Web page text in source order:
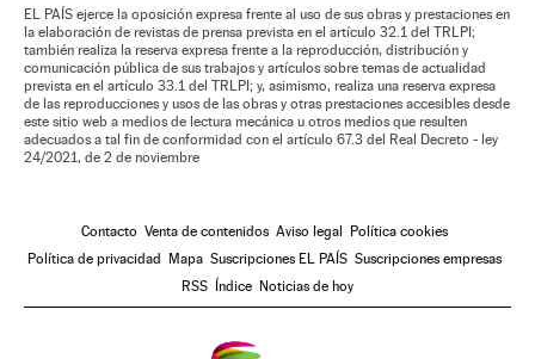
EL PAÍS ejerce la oposición expresa frente al uso de sus obras y prestaciones en
la elaboración de revistas de prensa prevista en el artículo 32.1 del TRLPI;
también realiza la reserva expresa frente a la reproducción, distribución y
comunicación pública de sus trabajos y artículos sobre temas de actualidad
prevista en el artículo 33.1 del TRLPI; y, asimismo, realiza una reserva expresa
de las reproducciones y usos de las obras y otras prestaciones accesibles desde
este sitio web a medios de lectura mecánica u otros medios que resulten
adecuados a tal fin de conformidad con el artículo 67.3 del Real Decreto - ley
24/2021, de 2 de noviembre
Contacto Venta de contenidos Aviso legal Política cookies
Política de privacidad Mapa Suscripciones EL PAÍS Suscripciones empresas
RSS Índice Noticias de hoy